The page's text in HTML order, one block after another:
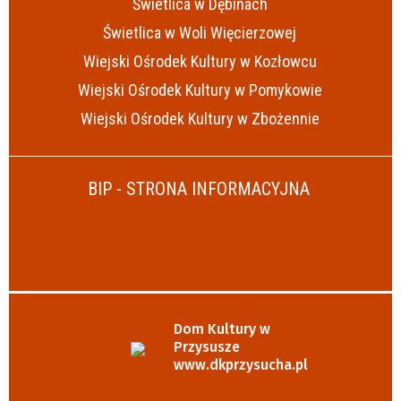
Świetlica w Dębinach
Świetlica w Woli Więcierzowej
Wiejski Ośrodek Kultury w Kozłowcu
Wiejski Ośrodek Kultury w Pomykowie
Wiejski Ośrodek Kultury w Zbożennie
BIP - STRONA INFORMACYJNA
Dom Kultury w
Przysusze
www.dkprzysucha.pl